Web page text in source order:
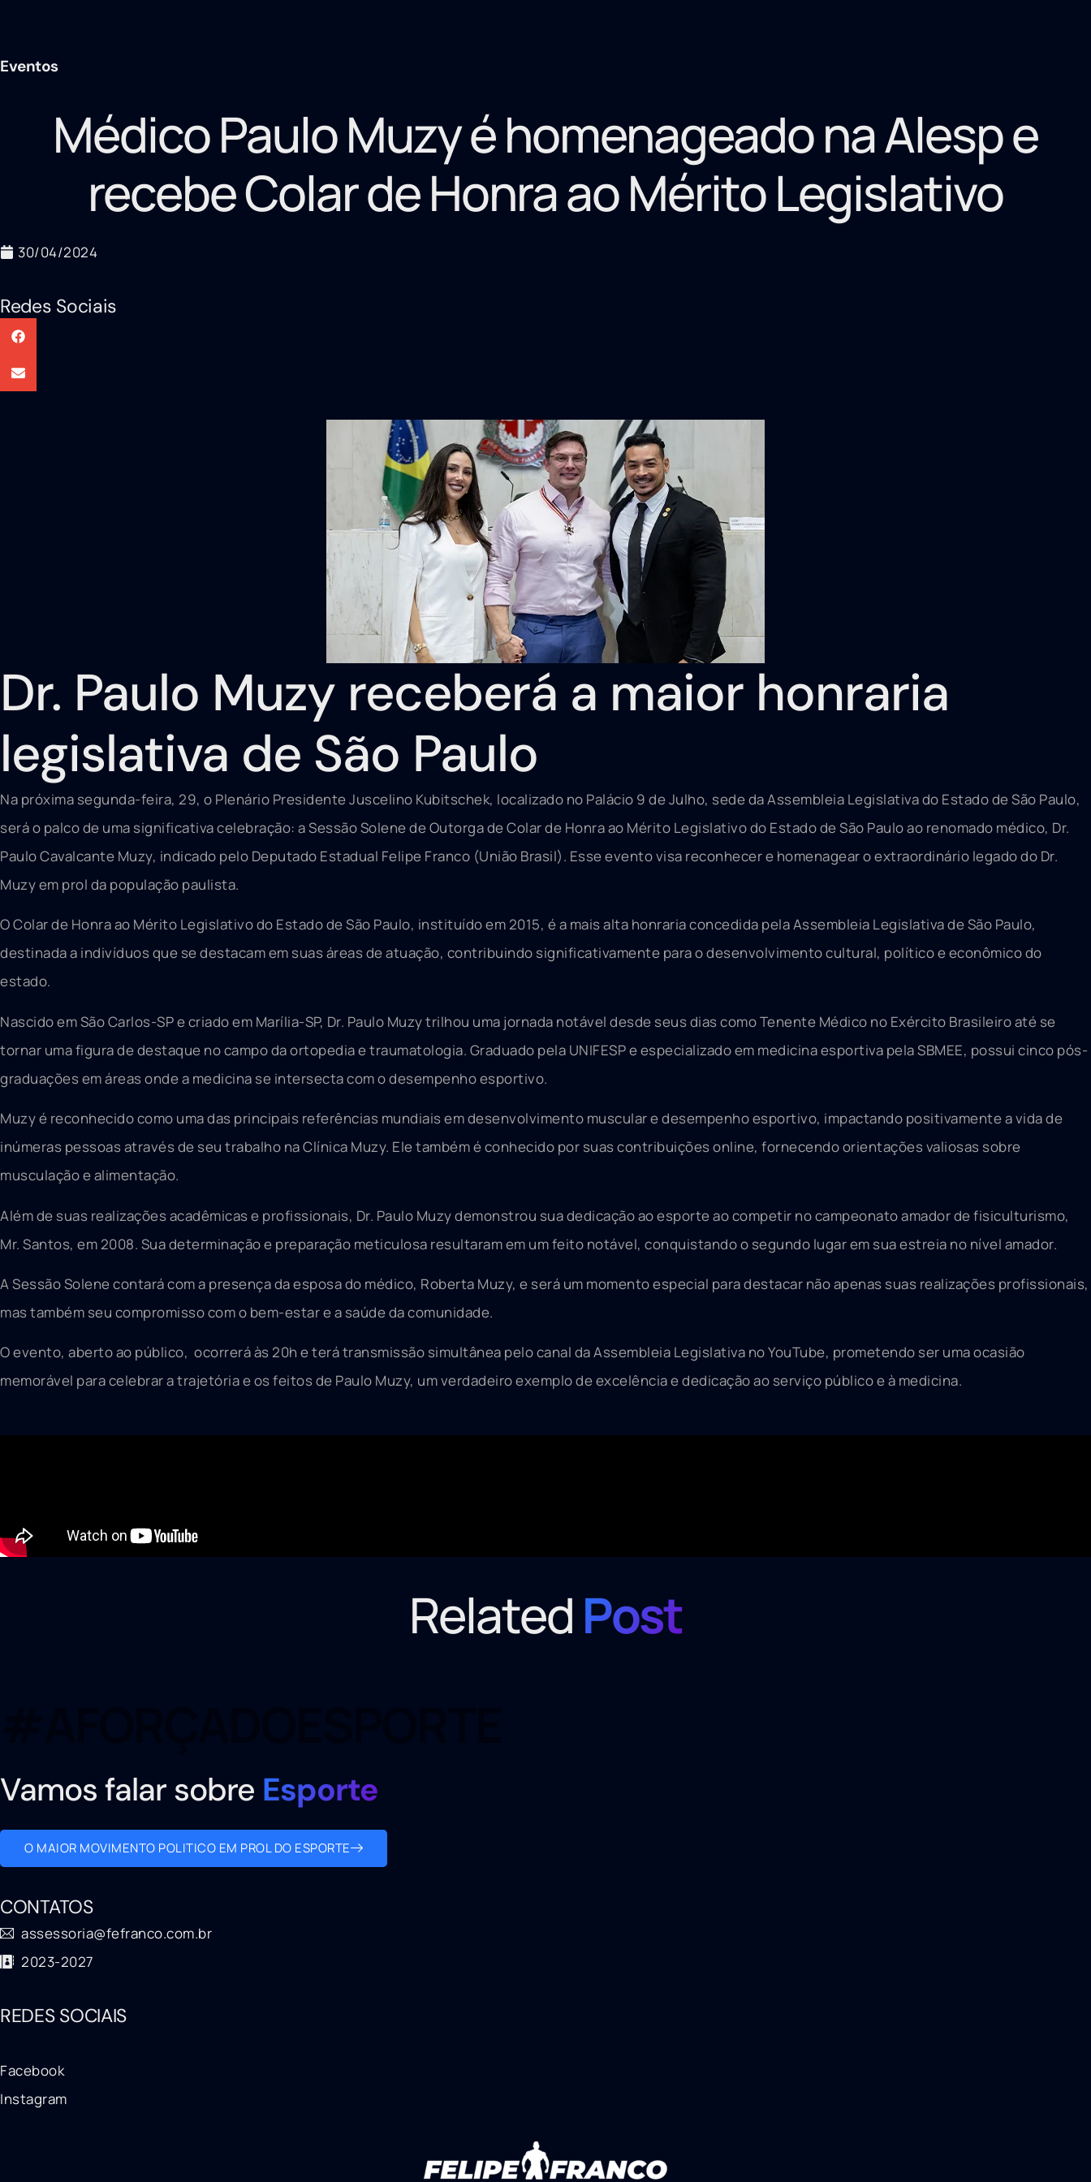
Eventos
Médico Paulo Muzy é homenageado na Alesp e
recebe Colar de Honra ao Mérito Legislativo
30/04/2024
Redes Sociais
Dr. Paulo Muzy receberá a maior honraria
legislativa de São Paulo
Na próxima segunda-feira, 29, o Plenário Presidente Juscelino Kubitschek, localizado no Palácio 9 de Julho, sede da Assembleia Legislativa do Estado de São Paulo,
será o palco de uma significativa celebração: a Sessão Solene de Outorga de Colar de Honra ao Mérito Legislativo do Estado de São Paulo ao renomado médico, Dr.
Paulo Cavalcante Muzy, indicado pelo Deputado Estadual Felipe Franco (União Brasil). Esse evento visa reconhecer e homenagear o extraordinário legado do Dr.
Muzy em prol da população paulista.
O Colar de Honra ao Mérito Legislativo do Estado de São Paulo, instituído em 2015, é a mais alta honraria concedida pela Assembleia Legislativa de São Paulo,
destinada a indivíduos que se destacam em suas áreas de atuação, contribuindo significativamente para o desenvolvimento cultural, político e econômico do
estado.
Nascido em São Carlos-SP e criado em Marília-SP, Dr. Paulo Muzy trilhou uma jornada notável desde seus dias como Tenente Médico no Exército Brasileiro até se
tornar uma figura de destaque no campo da ortopedia e traumatologia. Graduado pela UNIFESP e especializado em medicina esportiva pela SBMEE, possui cinco pós-
graduações em áreas onde a medicina se intersecta com o desempenho esportivo.
Muzy é reconhecido como uma das principais referências mundiais em desenvolvimento muscular e desempenho esportivo, impactando positivamente a vida de
inúmeras pessoas através de seu trabalho na Clínica Muzy. Ele também é conhecido por suas contribuições online, fornecendo orientações valiosas sobre
musculação e alimentação.
Além de suas realizações acadêmicas e profissionais, Dr. Paulo Muzy demonstrou sua dedicação ao esporte ao competir no campeonato amador de fisiculturismo,
Mr. Santos, em 2008. Sua determinação e preparação meticulosa resultaram em um feito notável, conquistando o segundo lugar em sua estreia no nível amador.
A Sessão Solene contará com a presença da esposa do médico, Roberta Muzy, e será um momento especial para destacar não apenas suas realizações profissionais,
mas também seu compromisso com o bem-estar e a saúde da comunidade.
O evento, aberto ao público, ocorrerá às 20h e terá transmissão simultânea pelo canal da Assembleia Legislativa no YouTube, prometendo ser uma ocasião
memorável para celebrar a trajetória e os feitos de Paulo Muzy, um verdadeiro exemplo de excelência e dedicação ao serviço público e à medicina.
RelatedPost
Vamos falar sobre Esporte
O MAIOR MOVIMENTO POLITICO EM PROL DO ESPORTE
CONTATOS
assessoria@fefranco.com.br
2023-2027
REDES SOCIAIS
Facebook
Instagram